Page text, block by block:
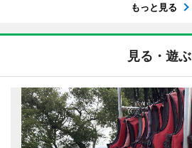
もっと見る
見る・遊ぶ